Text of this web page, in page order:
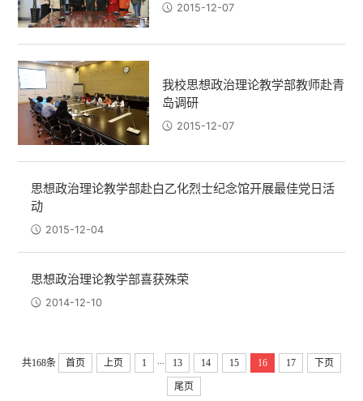
2015-12-07
我校思想政治理论教学部教师赴青
岛调研
2015-12-07
思想政治理论教学部赴白乙化烈士纪念馆开展最佳党日活
动
2015-12-04
思想政治理论教学部喜获殊荣
2014-12-10
共168条 首页 上页 1 13 14 15 16 17 下页
尾页